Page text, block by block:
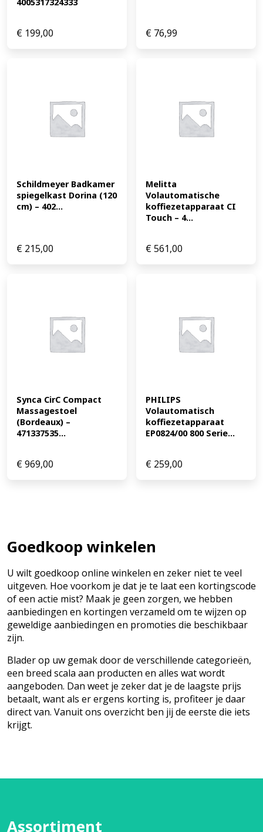
€ 199,00 € 76,99
Schildmeyer Badkamer
spiegelkast Dorina (120
cm) – 402...
€ 215,00
Melitta
Volautomatische
koffiezetapparaat CI
Touch – 4...
€561,00
Synca CirC Compact
Massagestoel
(Bordeaux) –
471337535...
€969,00
PHILIPS
Volautomatisch
koffiezetapparaat
EP0824/00 800 Serie...
€ 259,00
Goedkoop winkelen
U wilt goedkoop online winkelen en zeker niet te veel
uitgeven. Hoe voorkom je dat je te laat een kortingscode
of een actie mist? Maak je geen zorgen, we hebben
aanbiedingen en kortingen verzameld om te wijzen op
geweldige aanbiedingen en promoties die beschikbaar
zijn.
Blader op uw gemak door de verschillende categorieën,
een breed scala aan producten en alles wat wordt
aangeboden. Dan weet je zeker dat je de laagste prijs
betaalt, want als er ergens korting is, profiteer je daar
direct van. Vanuit ons overzicht ben jij de eerste die iets
krijgt.
Assortiment